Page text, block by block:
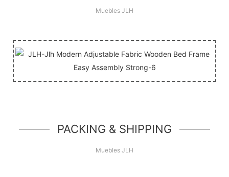
Muebles JLH
PACKING & SHIPPING
Muebles JLH